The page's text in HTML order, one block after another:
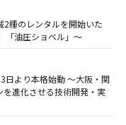
2種のレンタルを開始いた
「油圧ショベル」～
日より本格始動 ～大阪・関
進化させる技術開発・実